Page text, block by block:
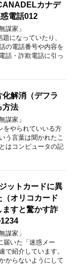
カナデ
電話012
謀家」
になっていたり、
の電話番号や内容を
話・詐欺電話に引っ
化解消（デフラ
方法
謀家」
をやられていいる方
う言葉は聞かれたこ
はコンピュータの記
ットカードに異
オリコカード
ますと驚かす詐
謀家」
届いた「迷惑メー
で紹介しています。
からないようにして